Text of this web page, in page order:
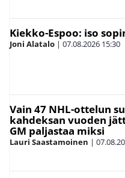
Kiekko-Espoo: iso
Joni Alatalo | 07.08.2026 15:30
Vain 47 NHL-ottelun
kahdeksan vuoden
GM paljastaa miksi
Lauri Saastamoinen |